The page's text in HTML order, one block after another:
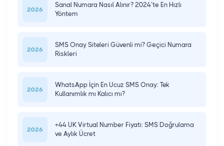
2026
Sanal Numara Nasıl Alınır? 2024’te En Hızlı
Yöntem
2026
SMS Onay Siteleri Güvenli mi? Geçici Numara
Riskleri
2026
WhatsApp İçin En Ucuz SMS Onay: Tek
Kullanımlık mı Kalıcı mı?
2026
+44 UK Virtual Number Fiyatı: SMS Doğrulama
ve Aylık Ücret